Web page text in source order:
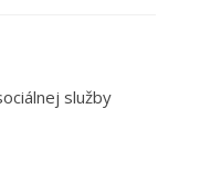
služby